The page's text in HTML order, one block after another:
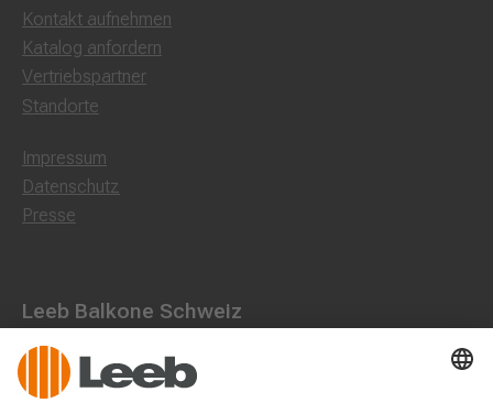
Kontakt aufnehmen
Katalog anfordern
Vertriebspartner
Standorte
Impressum
Datenschutz
Presse
Leeb Balkone Schweiz
Landstraße 71, 8750 Glarus
055 536 16 53